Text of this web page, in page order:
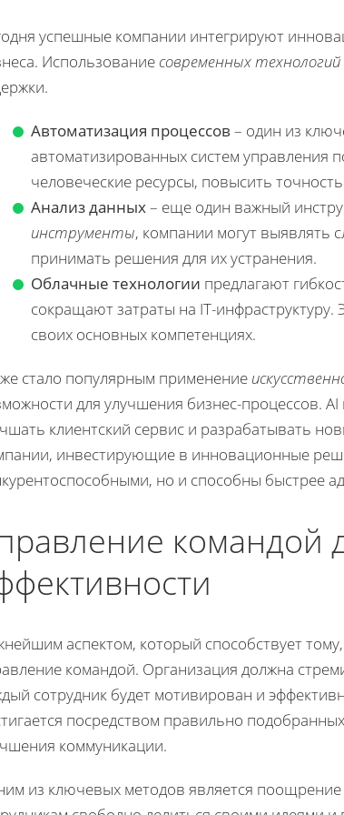
успешные компании интегрируют
Использованиесовременных технологий
Автоматизация процессов – один из
автоматизированных систем управления
человеческие ресурсы, повысить
Анализ данных– еще один важный
инструменты, компании могут выявлять
принимать решения для их устранения.
Облачные технологии предлагают
сокращают затраты на IT-
своих основных компетенциях.
стало популярным применение
для улучшения бизнес-процессов.
клиентский сервис и разрабатывать
инвестирующие в инновационные
но и способны быстрее
командой
аспектом, который способствует
командой. Организация должна
сотрудник будет мотивирован и
посредством правильно
коммуникации.
из ключевых методов является